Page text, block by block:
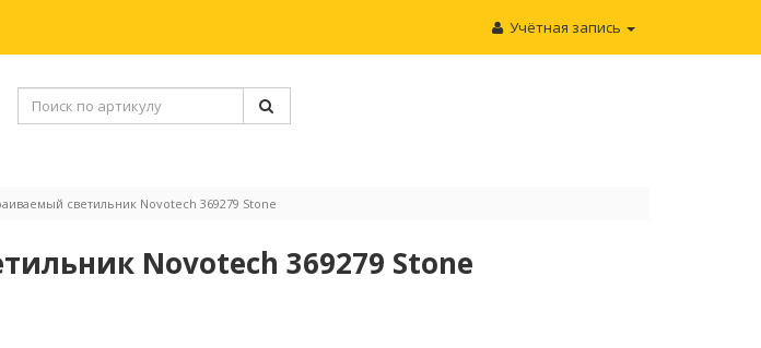
Учётная запись
светильник Novotech 369279 Stone
Novotech 369279 Stone